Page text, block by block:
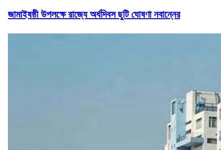
জামাইষষ্ঠী উপলক্ষে রাজ্যে অর্ধদিবস ছুটি ঘোষণা নবান্নের